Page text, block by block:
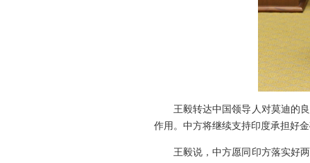
王毅转达中国领导人对莫迪的
作用。中方将继续支持印度承担好
王毅说，中方愿同印方落实好